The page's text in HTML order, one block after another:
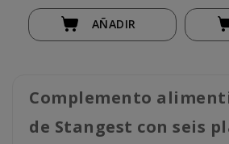
AÑADIR
Complemento
de Stangest con seis